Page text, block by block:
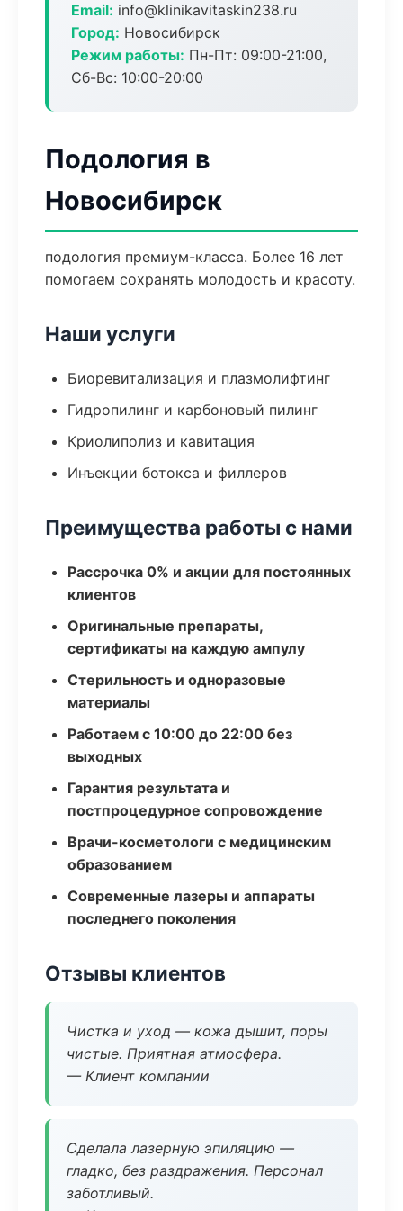
Email: info@klinikavitaskin238.ru
Город: Новосибирск
Режим работы: Пн-Пт: 09:00-21:00,
Сб-Вс: 10:00-20:00
Подология в
Новосибирск
подология премиум-класса. Более 16 лет
помогаем сохранять молодость и красоту.
Наши услуги
Биоревитализация и плазмолифтинг
Гидропилинг и карбоновый пилинг
Криолиполиз и кавитация
Инъекции ботокса и филлеров
Преимущества работы с нами
Рассрочка 0% и акции для постоянных
клиентов
Оригинальные препараты,
сертификаты на каждую ампулу
Стерильность и одноразовые
материалы
Работаем с 10:00 до 22:00 без
выходных
Гарантия результата и
постпроцедурное сопровождение
Врачи-косметологи с медицинским
образованием
Современные лазеры и аппараты
последнего поколения
Отзывы клиентов
Чистка и уход — кожа дышит, поры
чистые. Приятная атмосфера.
— Клиент компании
Сделала лазерную эпиляцию —
гладко, без раздражения. Персонал
заботливый.